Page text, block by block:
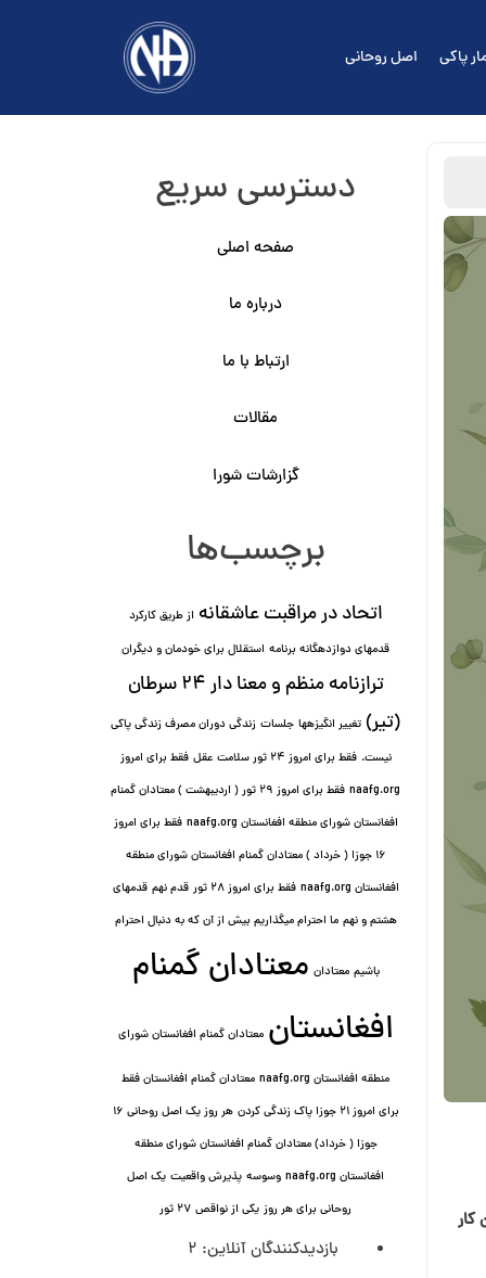
پاکی اصل روحانی
کار
دسترسی سریع
صفحه اصلی
درباره ما
ارتباط با ما
مقالات
گزارشات شورا
برچسب‌ها
اتحاد در مراقبت عاشقانه از طریق کارکرد
قدمهای دوازده⁯گانه برنامه استقلال برای خودمان و دیگران
ترازنامه منظم و معنا دار ٢۴ سرطان
(تیر) تغییر انگیزه⁯ها جلسات زندگی دوران مصرف زندگی پاکی
نیست. فقط برای امروز 24 ثور سلامت عقل
فقط برای امروز
naafg.org
فقط برای امروز ٢٩ ثور ( اردیبهشت ) معتادان گمنام
افغانستان شورای منطقه افغانستان naafg.org
فقط برای امروز
۱۶ جوزا ( خرداد ) معتادان گمنام افغانستان شورای منطقه
افغانستان naafg.org
فقط برای امروز ۲۸ ثور قدم نهم قدمهای
هشتم و نهم ما احترام میگذاریم بیش از آن که به دنبال احترام
باشیم معتادان معتادان گمنام
افغانستان معتادان گمنام افغانستان شورای
منطقه افغانستان naafg.org
معتادان گمنام افغانستان فقط
برای امروز ۲۱ جوزا پاک زندگی کردن
هر روز یک اصل روحانی ۱۶
جوزا ( خرداد) معتادان گمنام افغانستان شورای منطقه
افغانستان naafg.org
وسوسه پذيرش واقعیت یک اصل
روحانی برای هر روز یکی از نواقص ۲۷ ثور
بازدیدکنندگان آنلاین: 2